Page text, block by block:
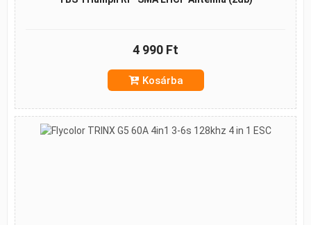
4 990 Ft
Kosárba